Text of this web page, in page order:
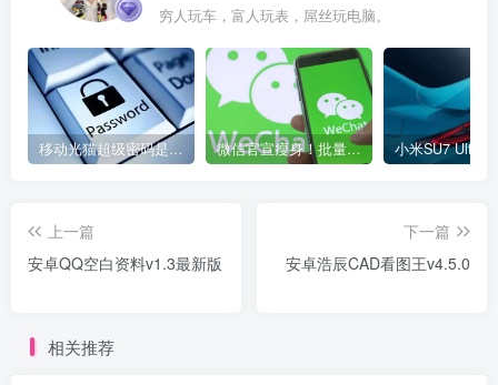
穷人玩车，富人玩表，屌丝玩电脑。
移动光猫超级密码是多少？移动光猫超级管理员后台账号与密码 微信官宣瘦身！批量清理原图新功能来了 安卓、iOS均可使用
上一篇
安卓QQ空白资料v1.3最新版
下一篇
安卓浩辰CAD看图王v4.5.0
相关推荐